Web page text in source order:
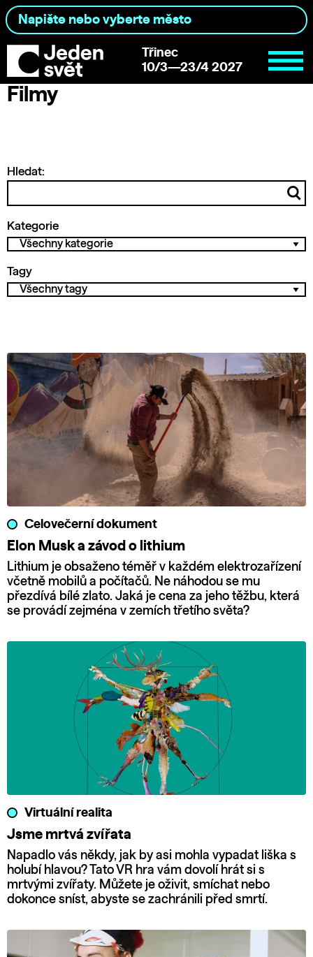
Třinec
10/3—23/4 2027
Filmy
Hledat:
Kategorie
Tagy
Celovečerní dokument
Elon Musk a závod o lithium
Lithium je obsaženo téměř v každém elektrozařízení
včetně mobilů a počítačů. Ne náhodou se mu
přezdívá bílé zlato. Jaká je cena za jeho těžbu, která
se provádí zejména v zemích třetího světa?
Virtuální realita
Jsme mrtvá zvířata
Napadlo vás někdy, jak by asi mohla vypadat liška s
holubí hlavou? Tato VR hra vám dovolí hrát si s
mrtvými zvířaty. Můžete je oživit, smíchat nebo
dokonce sníst, abyste se zachránili před smrtí.